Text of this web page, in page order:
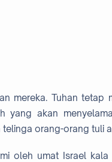
mereka. Tuhan tetap
akan
orang-orang tuli
oleh umat Israel kala